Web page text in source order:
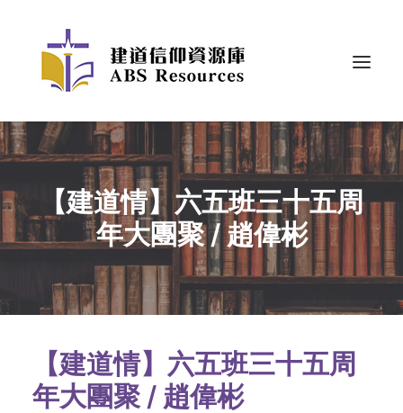
【建道情】六五班三十五周
年大團聚 / 趙偉彬
【建道情】六五班三十五周
年大團聚 / 趙偉彬